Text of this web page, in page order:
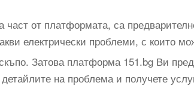
част от платформата, са
електрически проблеми, с които
Затова платформа 151.bg Ви
на проблема и получете